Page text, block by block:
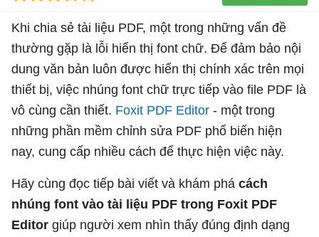
Khi chia sẻ tài liệu PDF, một trong những vấn đề
thường gặp là lỗi hiển thị font chữ. Để đảm bảo nội
dung văn bản luôn được hiển thị chính xác trên mọi
thiết bị, việc nhúng font chữ trực tiếp vào file PDF là
vô cùng cần thiết. Foxit PDF Editor - một trong
những phần mềm chỉnh sửa PDF phổ biến hiện
nay, cung cấp nhiều cách để thực hiện việc này.
Hãy cùng đọc tiếp bài viết và khám phá cách
nhúng font vào tài liệu PDF trong Foxit PDF
Editor giúp người xem nhìn thấy đúng định dạng